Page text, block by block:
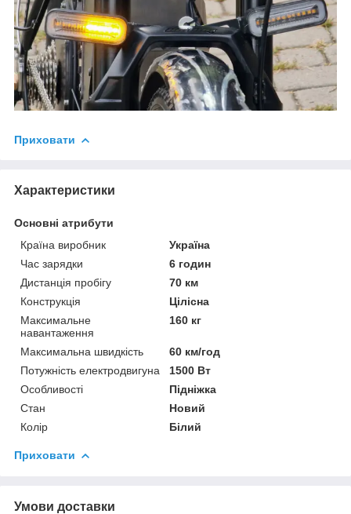
Приховати
Характеристики
Основні атрибути
Країна виробник
Україна
Час зарядки
6 годин
Дистанція пробігу
70 км
Конструкція
Цілісна
Максимальне
навантаження
160 кг
Максимальна швидкість
60 км/год
Потужність електродвигуна
1500 Вт
Особливості
Підніжка
Стан
Новий
Колір
Білий
Приховати
Умови доставки